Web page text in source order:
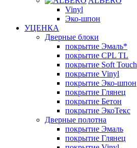
Vinyl
Эко-шпон
УЦЕНКА
Дверные блоки
покрытие Эмаль*
покрытие CPL TL
покрытие Soft Touch
покрытие Vinyl
покрытие Эко-шпон
покрытие Глянец
покрытие Бетон
покрытие ЭкоТекс
Дверные полотна
покрытие Эмаль
покрытие Глянец